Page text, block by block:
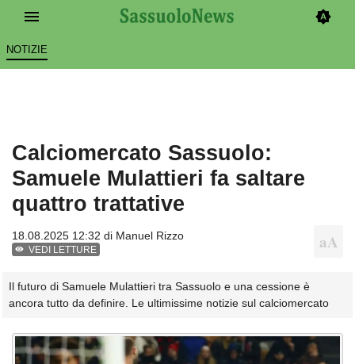
NOTIZIE
Calciomercato Sassuolo:
Samuele Mulattieri fa saltare
quattro trattative
18.08.2025 12:32 di Manuel Rizzo
VEDI LETTURE
Il futuro di Samuele Mulattieri tra Sassuolo e una cessione è
ancora tutto da definire. Le ultimissime notizie sul calciomercato